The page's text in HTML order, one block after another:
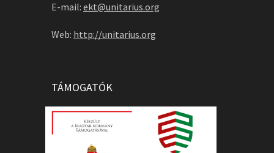
E-mail: ekt@unitarius.org
Web: http://unitarius.org
TÁMOGATÓK